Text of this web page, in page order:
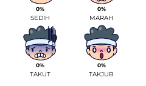
0%
SEDIH
0%
MARAH
0%
TAKUT
0%
TAKJUB